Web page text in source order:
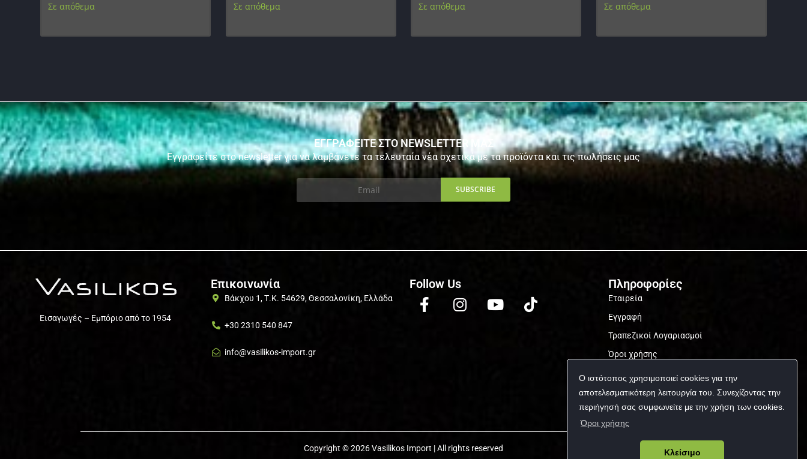
Ο ιστότοπος χρησιμοποιεί cookies για την
αποτελεσματικότερη λειτουργία του. Συνεχίζοντας την
περιήγησή σας συμφωνείτε με την χρήση των cookies.
Όροι χρήσης
Κλείσιμο
Σε απόθεμα
Σε απόθεμα
Σε απόθεμα
Σε απόθεμα
ΕΓΓΡΑΦΕΙΤΕ ΣΤΟ NEWSLETTER ΜΑΣ
Εγγραφείτε στο newsletter για να λαμβάνετε τα τελευταία νέα σχετικά με τα προϊόντα και τις πωλήσεις μας
Εισαγωγές – Εμπόριο από το 1954
Επικοινωνία
Βάκχου 1, Τ.Κ. 54629, Θεσσαλονίκη, Ελλάδα
+30 2310 540 847
info@vasilikos-import.gr
Follow Us Πληροφορίες
Εταιρεία
Εγγραφή
Τραπεζικοί Λογαριασμοί
Όροι χρήσης
Copyright © 2026 Vasilikos Import | All rights reserved